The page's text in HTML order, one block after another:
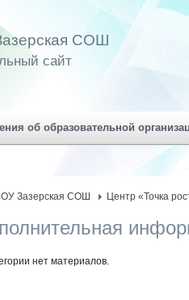
СОШ
сайт
об образовательной
Зазерская СОШ Центр «Точка
нет материалов.